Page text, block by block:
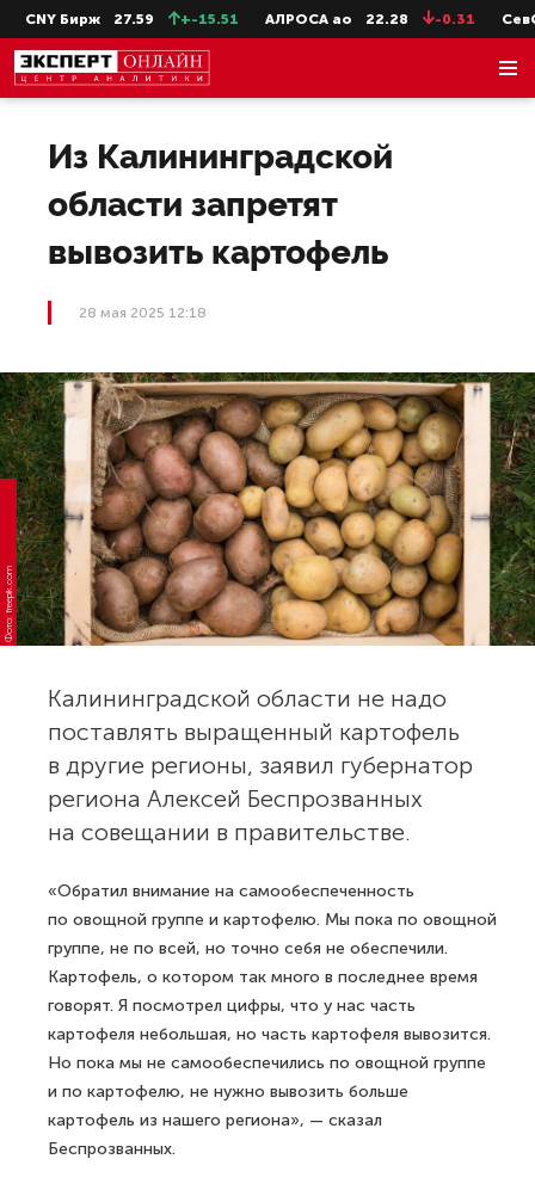
CNY Бирж 27.59 +-15.51 АЛРОСА ао 22.28 -0.31
Из Калининградской
области запретят
вывозить картофель
28 мая 2025 12:18
Фото: freepik.com
Калининградской области не надо
поставлять выращенный картофель
в другие регионы, заявил губернатор
региона Алексей Беспрозванных
на совещании в правительстве.
«Обратил внимание на самообеспеченность
по овощной группе и картофелю. Мы пока по овощной
группе, не по всей, но точно себя не обеспечили.
Картофель, о котором так много в последнее время
говорят. Я посмотрел цифры, что у нас часть
картофеля небольшая, но часть картофеля вывозится.
Но пока мы не самообеспечились по овощной группе
и по картофелю, не нужно вывозить больше
картофель из нашего региона», — сказал
Беспрозванных.